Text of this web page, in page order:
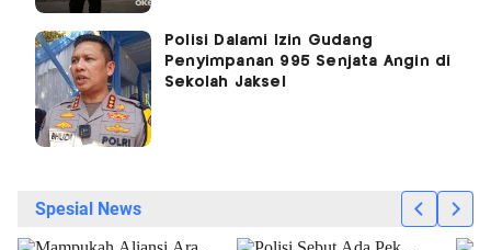
Polisi Dalami Izin Gudang
Penyimpanan 995 Senjata Angin di
Sekolah Jaksel